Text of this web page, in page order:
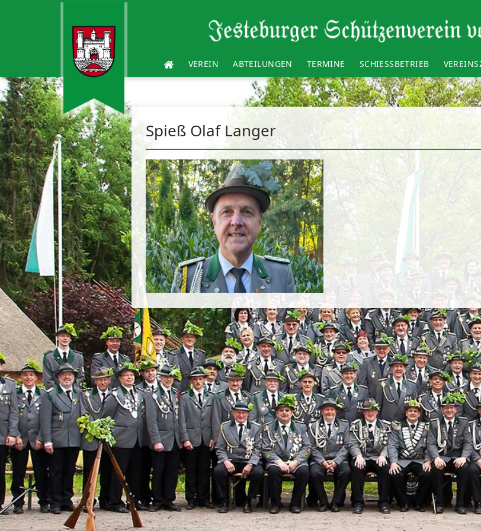
VEREIN ABTEILUNGEN TERMINE SCHIESSBETRIEB
Spieß Olaf Langer